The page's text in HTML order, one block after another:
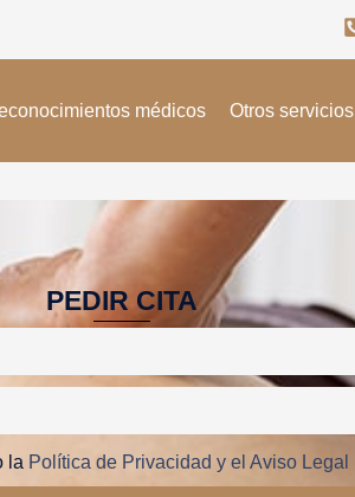
médicos Otros servicios
PEDIR CITA
la Política de Privacidad y el Aviso Legal